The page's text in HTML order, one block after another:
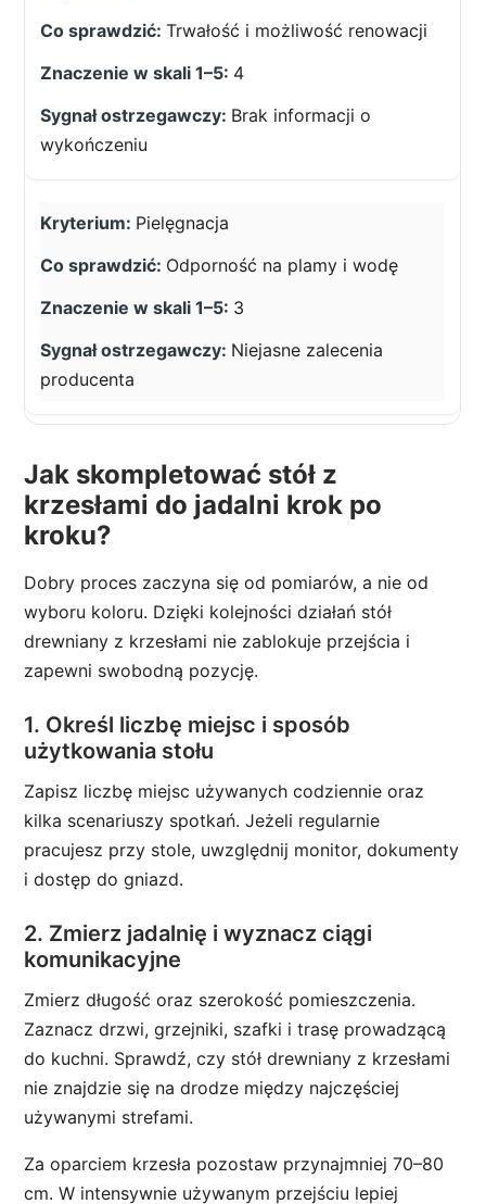
Trwałość i możliwość renowacji
4
Brak informacji o
wykończeniu
Pielęgnacja
Odporność na plamy i wodę
3
Niejasne zalecenia
producenta
Jak skompletować stół z
krzesłami do jadalni krok po
kroku?
Dobry proces zaczyna się od pomiarów, a nie od
wyboru koloru. Dzięki kolejności działań stół
drewniany z krzesłami nie zablokuje przejścia i
zapewni swobodną pozycję.
1. Określ liczbę miejsc i sposób
użytkowania stołu
Zapisz liczbę miejsc używanych codziennie oraz
kilka scenariuszy spotkań. Jeżeli regularnie
pracujesz przy stole, uwzględnij monitor, dokumenty
i dostęp do gniazd.
2. Zmierz jadalnię i wyznacz ciągi
komunikacyjne
Zmierz długość oraz szerokość pomieszczenia.
Zaznacz drzwi, grzejniki, szafki i trasę prowadzącą
do kuchni. Sprawdź, czy stół drewniany z krzesłami
nie znajdzie się na drodze między najczęściej
używanymi strefami.
Za oparciem krzesła pozostaw przynajmniej 70–80
cm. W intensywnie używanym przejściu lepiej